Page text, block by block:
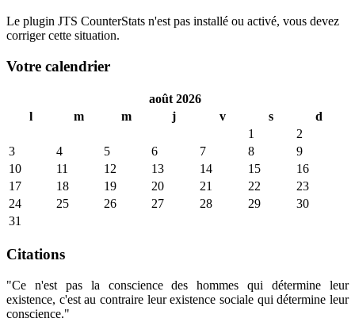
Le plugin JTS CounterStats n'est pas installé ou activé, vous devez
corriger cette situation.
Votre calendrier
août 2026
l
m m j v s
d
1
2
3
4 5 6 7 8
9
10
11 12 13 14 15
16
17
18 19 20 21 22
23
24
25 26 27 28 29
30
31
Citations
"Ce n'est pas la conscience des hommes qui détermine leur
existence, c'est au contraire leur existence sociale qui détermine leur
conscience."